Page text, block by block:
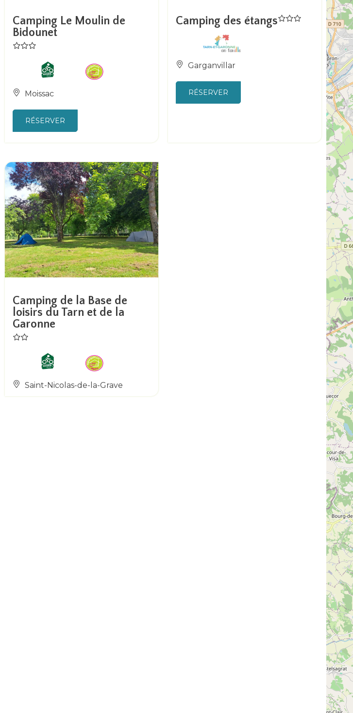
Camping Le Moulin de
Bidounet
Moissac
RÉSERVER
Camping des étangs
Garganvillar
RÉSERVER
Camping de la Base de
loisirs du Tarn et de la
Garonne
Saint-Nicolas-de-la-Grave